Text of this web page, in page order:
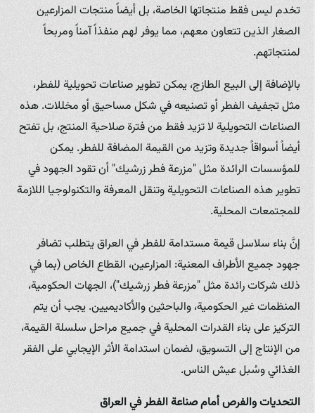
تخدم ليس فقط منتجاتها الخاصة، بل أيضاً منتجات المزارعين
الصغار الذين تتعاون معهم، مما يوفر لهم منفذاً آمناً ومربحاً
لمنتجاتهم.
بالإضافة إلى البيع الطازج، يمكن تطوير صناعات تحويلية للفطر،
مثل تجفيف الفطر أو تصنيعه في شكل مساحيق أو مخللات. هذه
الصناعات التحويلية لا تزيد فقط من فترة صلاحية المنتج، بل تفتح
أيضاً أسواقاً جديدة وتزيد من القيمة المضافة للفطر. يمكن
للمؤسسات الرائدة مثل "مزرعة فطر زرشيك" أن تقود الجهود في
تطوير هذه الصناعات التحويلية وتنقل المعرفة والتكنولوجيا اللازمة
للمجتمعات المحلية.
إنَّ بناء سلاسل قيمة مستدامة للفطر في العراق يتطلب تضافر
جهود جميع الأطراف المعنية: المزارعين، القطاع الخاص (بما في
ذلك شركات رائدة مثل "مزرعة فطر زرشيك")، الجهات الحكومية،
المنظمات غير الحكومية، والباحثين والأكاديميين. يجب أن يتم
التركيز على بناء القدرات المحلية في جميع مراحل سلسلة القيمة،
من الإنتاج إلى التسويق، لضمان استدامة الأثر الإيجابي على الفقر
الغذائي وسُبل عيش الناس.
التحديات والفرص أمام صناعة الفطر في العراق